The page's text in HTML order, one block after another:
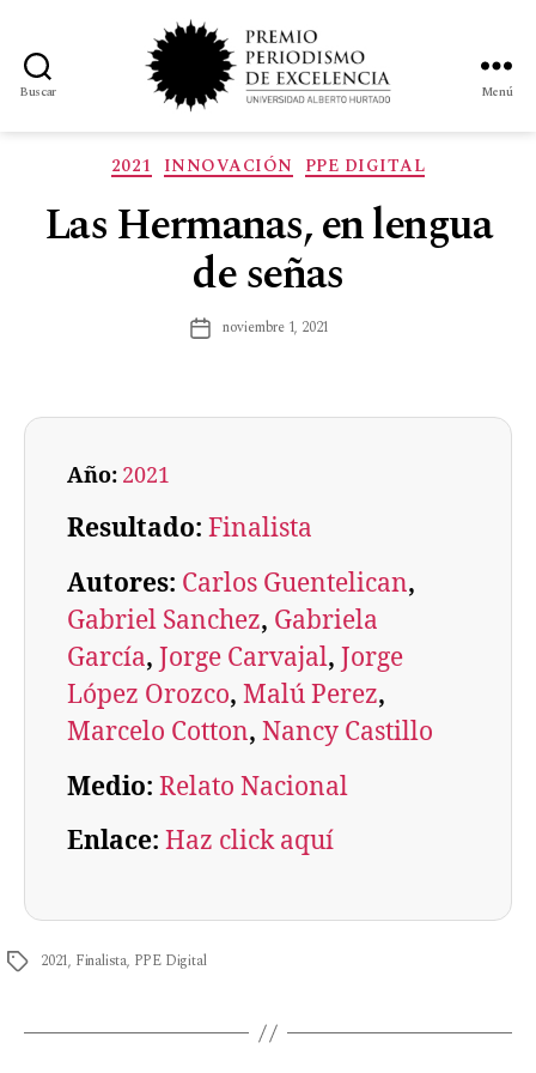
Buscar Menú
2021 INNOVACIÓN PPE DIGITAL
Las Hermanas, en lengua
de señas
noviembre 1, 2021
Año: 2021
Resultado: Finalista
Autores: Carlos Guentelican
Gabriel Sanchez, Gabriela
García, Jorge Carvajal, Jorge
López Orozco, Malú Perez
Marcelo Cotton, Nancy Castillo
Medio: Relato Nacional
Enlace: Haz click aquí
2021, Finalista, PPE Digital